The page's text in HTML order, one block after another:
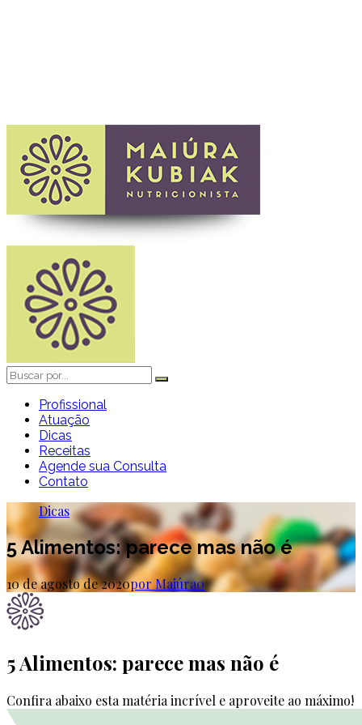
Profissional
Atuação
Dicas
Receitas
Agende sua Consulta
Contato
Dicas
5 Alimentos: parece mas não é
10 de agosto de 2020por Maiúra0
5 Alimentos: parece mas não é
Confira abaixo esta matéria incrível e aproveite ao máximo!